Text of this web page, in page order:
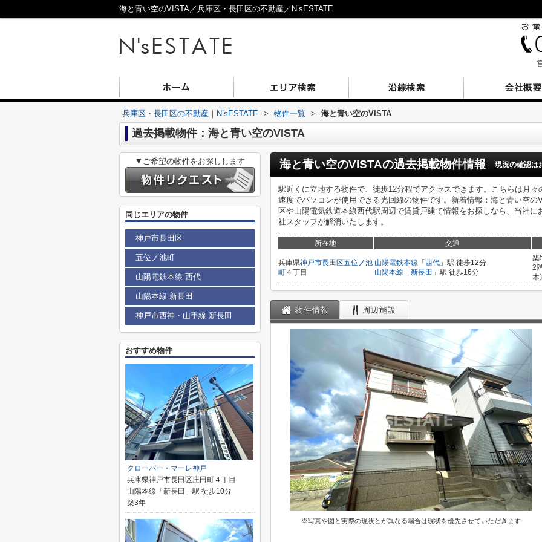
海と青い空のVISTA／兵庫区・長田区の不動産／N’sESTATE
兵庫区・長田区の不動産｜N’sESTATE > 物件一覧 > 海と青い空のVISTA
過去掲載物件：海と青い空のVISTA
海と青い空のVISTAの過去掲載物件情報 現況の確認は
駅近くに立地する物件で、徒歩12分程でアクセスできます。こちらは月
速度でパソコンが使用できる光回線の物件です。新着情報：海と青い空
区や山陽電気鉄道本線西代駅周辺で賃貸戸建て情報をお探しなら、当社
社スタッフが解消いたします。
所在地 交通
兵庫県神戸市長田区五位ノ池
町４丁目
山陽電鉄本線 「 西代 」駅 徒歩12分
山陽本線 「 新長田 」駅 徒歩16分
築
2
木
物件情報 周辺施設
※写真や図と実際の現状とが異なる場合は現状を優先させていただきます
▼ご希望の物件をお探しします
同じエリアの物件
神戸市長田区
五位ノ池町
山陽電鉄本線 西代
山陽本線 新長田
神戸市西神・山手線 新長田
おすすめ物件
クローバー・マーレ神戸
兵庫県神戸市長田区庄田町４丁目
山陽本線「新長田」駅 徒歩10分
築3年